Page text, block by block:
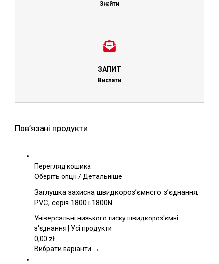
Знайти
ЗАПИТ
Вислати
Пов’язані продукти
Перегляд кошика
Оберіть опціїЦей
має
кілька
варіантів.
Параметри
вибрати
/Детальніше
Заглушка захисна швидкороз’ємного з’єднання,
PVC, серія 1800 і 1800N
Універсальні низького тиску швидкороз'ємні
з'єднання | Усі продукти
0,00 zł
Вибрати варіанти →